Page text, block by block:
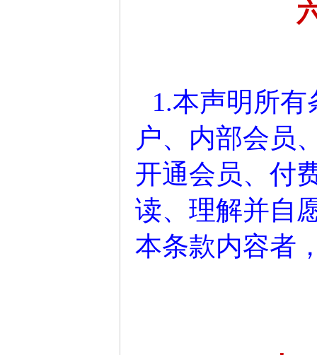
1.本声明所
户、内部会员
开通会员、付
读、理解并自
本条款内容者